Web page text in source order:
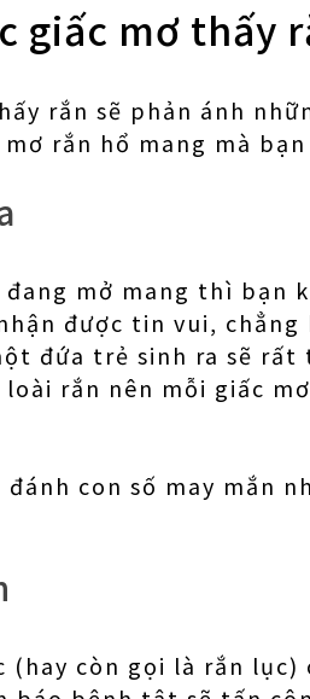
giấc mơ thấy
rắn sẽ phản ánh
rắn hổ mang mà
mở mang thì bạn
được tin vui,
đứa trẻ sinh ra sẽ
rắn nên mỗi giấc
con số may mắn
còn gọi là rắn